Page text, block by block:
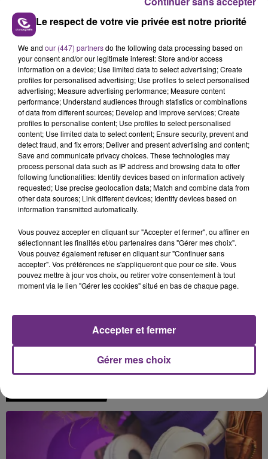
TITRES DIFFUSÉS
18h50
18h50
GIMS
Soleil
18h46
18h46
SAM SMITH
I'm Not The Only One
Le respect de votre vie privée est notre priorité
We and our (447) partnersdo the following data processing based on
your consent and/or our legitimate interest: Store and/or access
information on a device; Use limited data to select advertising; Create
profiles for personalised advertising; Use profiles to select personalised
advertising; Measure advertising performance; Measure content
performance; Understand audiences through statistics or combinations
of data from different sources; Develop and improve services; Create
profiles to personalise content; Use profiles to select personalised
content; Use limited data to select content; Ensure security, prevent and
detect fraud, and fix errors; Deliver and present advertising and content;
Save and communicate privacy choices. These technologies may
process personal data such as IP address and browsing data to offer
following functionalities: Identify devices based on information actively
requested; Use precise geolocation data; Match and combine data from
other data sources; Link different devices; Identify devices based on
information transmitted automatically.
Vous pouvez accepter en cliquant sur "Accepter et fermer", ou affiner en
sélectionnant les finalités et/ou partenaires dans "Gérer mes choix".
Vous pouvez également refuser en cliquant sur "Continuer sans
accepter". Vos préférences ne s'appliqueront que pour ce site. Vous
pouvez mettre à jour vos choix, ou retirer votre consentement à tout
moment via le lien "Gérer les cookies" situé en bas de chaque page.
Gérer mes choix
Accepter et fermer